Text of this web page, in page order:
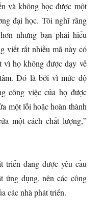
và không học được một
đại học. Tôi nghĩ rằng
nhưng bạn phải hiểu
viết rất nhiều mã này có
vì họ không được dạy về
Đó là bởi vì mức độ
công việc của họ được
một lỗi hoặc hoàn thành
một cách chất lượng,”
triển đang được yêu cầu
ứng dụng, nên các công
các nhà phát triển.